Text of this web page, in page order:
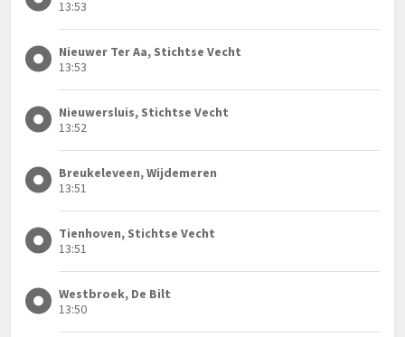
13:53
Nieuwer Ter Aa, Stichtse Vecht
13:53
Nieuwersluis, Stichtse Vecht
13:52
Breukeleveen, Wijdemeren
13:51
Tienhoven, Stichtse Vecht
13:51
Westbroek, De Bilt
13:50